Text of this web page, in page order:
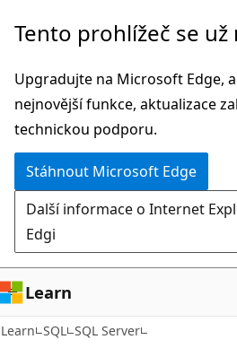
Přeskočit
hlavní
obsah
Tento prohlížeč se
Upgradujte na Microsoft Edge,
nejnovější funkce, aktualizace
technickou podporu.
Stáhnout Microsoft Edge
Další informace o Internet
Edgi
Learn
Learn SQL SQL Server